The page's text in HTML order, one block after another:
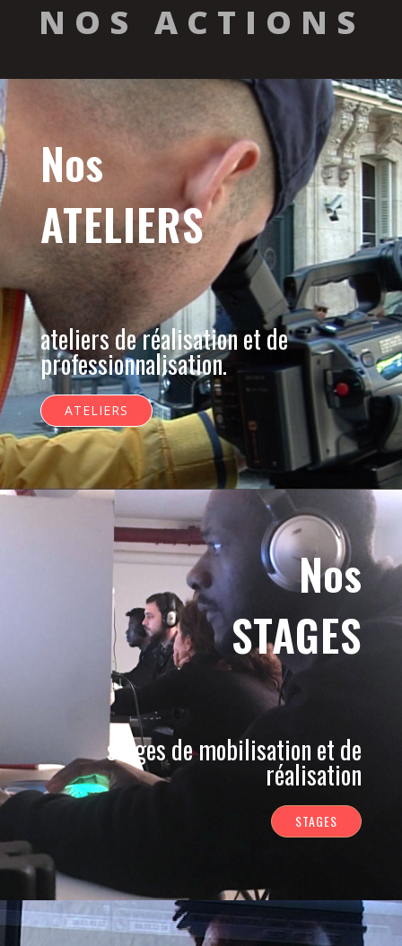
NOS ACTIONS
Nos
ATELIERS
ateliers de réalisation et de
professionnalisation.
ATELIERS
Nos
STAGES
stages de mobilisation et de
réalisation
STAGES